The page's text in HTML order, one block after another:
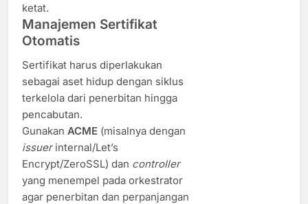
ketat.
Manajemen Sertifikat
Otomatis
Sertifikat harus diperlakukan
sebagai aset hidup dengan siklus
terkelola dari penerbitan hingga
pencabutan.
Gunakan ACME (misalnya dengan
issuerinternal/Let’s
Encrypt/ZeroSSL) dan controller
yang menempel pada orkestrator
agar penerbitan dan perpanjangan